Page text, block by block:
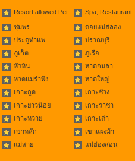
Resort allowed Pet Spa, Restaurant
ชุมพร
ดอยแม่สลอง
ประตูท่าแพ
ปราณบุรี
ภูเก็ต
ภูเรือ
หัวหิน
หาดกมลา
หาดแม่รำพึง
หาดใหญ่
เกาะกูด
เกาะช้าง
เกาะยาวน้อย
เกาะราชา
เกาะหวาย
เกาะเต่า
เขาหลัก
เขาแผงม้า
แม่สาย แม่ฮ่องสอน